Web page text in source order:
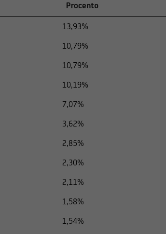
Procento
13,93%
10,79%
10,79%
10,19%
7,07%
3,62%
2,85%
2,30%
2,11%
1,58%
1,54%